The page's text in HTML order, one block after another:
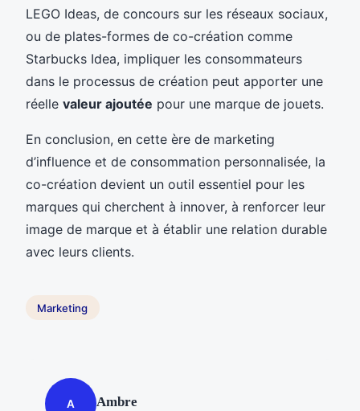
LEGO Ideas, de concours sur les réseaux sociaux,
ou de plates-formes de co-création comme
Starbucks Idea, impliquer les consommateurs
dans le processus de création peut apporter une
réelle valeur ajoutée pour une marque de jouets.
En conclusion, en cette ère de marketing
d’influence et de consommation personnalisée, la
co-création devient un outil essentiel pour les
marques qui cherchent à innover, à renforcer leur
image de marque et à établir une relation durable
avec leurs clients.
Marketing
A Ambre